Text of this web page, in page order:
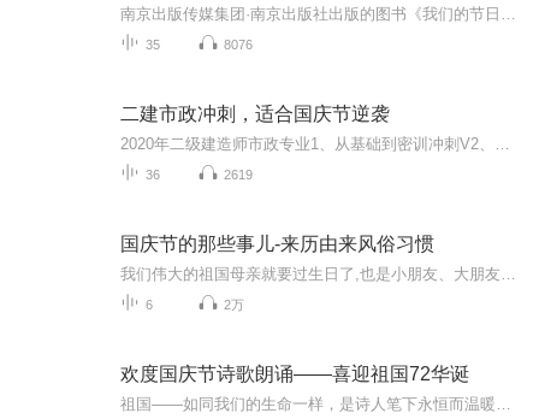
35 8076
二建市政冲刺，适合国庆节逆袭
36 2619
国庆节的那些事儿-来历由来风俗习惯
6 2万
欢度国庆节诗歌朗诵——喜迎祖国72华诞